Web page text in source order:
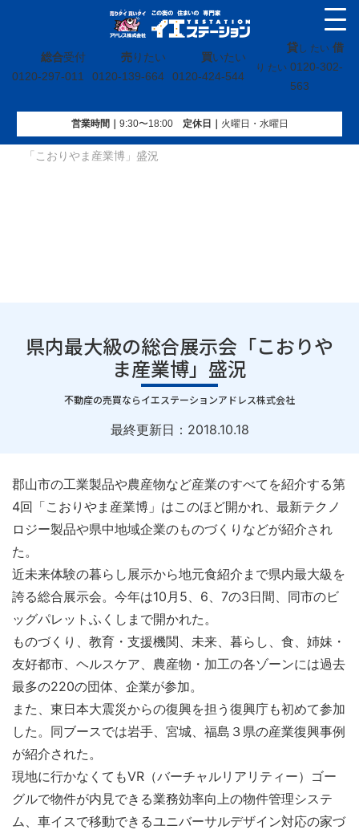
総合受付
0120-297-011
売りたい
0120-139-664
買いたい
0120-424-544
貸し たい 借
り たい 0120-302-
563
営業時間｜ 9:30〜18:00定休⽇｜ 火曜⽇・水曜⽇
イエステーション»投稿トップ»県内最大級の総合展示会
「こおりやま産業博」盛況
県内最大級の総合展示会「こおりや
ま産業博」盛況
｜
不動産の売買ならイエステーションアドレス株式会社
最終更新日： 2018.10.18
郡山市の工業製品や農産物など産業のすべてを紹介する第
4回「こおりやま産業博」はこのほど開かれ、最新テクノ
ロジー製品や県中地域企業のものづくりなどが紹介され
た。
近未来体験の暮らし展示から地元食紹介まで県内最大級を
誇る総合展示会。今年は10月5、6、7の3日間、同市のビ
ッグパレットふくしまで開かれた。
ものづくり、教育・支援機関、未来、暮らし、食、姉妹・
友好都市、ヘルスケア、農産物・加工の各ゾーンには過去
最多の220の団体、企業が参加。
また、東日本大震災からの復興を担う復興庁も初めて参加
した。同ブースでは岩手、宮城、福島３県の産業復興事例
が紹介された。
現地に行かなくてもVR（バーチャルリアリティー）ゴー
グルで物件が内見できる業務効率向上の物件管理システ
ム、車イスで移動できるユニバーサルデザイン対応の家づ